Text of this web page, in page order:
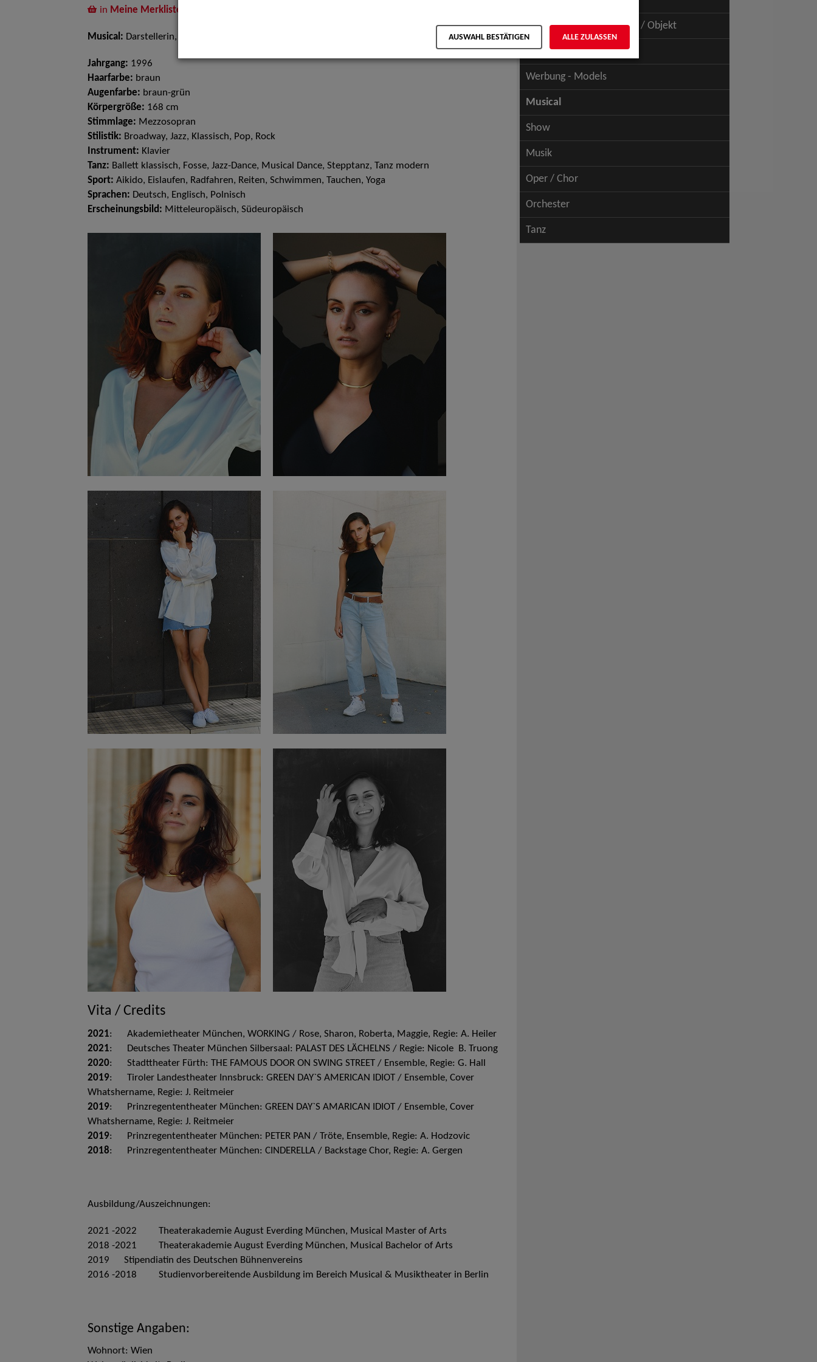
in Meine Merkliste
Musical: Darstellerin, Sängerin
Jahrgang: 1996
Haarfarbe: braun
Augenfarbe: braun-grün
Körpergröße: 168 cm
Stimmlage: Mezzosopran
Stilistik: Broadway, Jazz, Klassisch, Pop, Rock
Instrument: Klavier
Tanz: Ballett klassisch, Fosse, Jazz-Dance, Musical Dance, Stepptanz, Tanz modern
Sport: Aikido, Eislaufen, Radfahren, Reiten, Schwimmen, Tauchen, Yoga
Sprachen: Deutsch, Englisch, Polnisch
Erscheinungsbild: Mitteleuropäisch, Südeuropäisch
Vita / Credits
2021: Akademietheater München, WORKING / Rose, Sharon, Roberta, Maggie, Regie: A. Heiler
2021: Deutsches Theater München Silbersaal: PALAST DES LÄCHELNS / Regie: Nicole B. Truong
2020: Stadttheater Fürth: THE FAMOUS DOOR ON SWING STREET / Ensemble, Regie: G. Hall
2019: Tiroler Landestheater Innsbruck: GREEN DAY`S AMERICAN IDIOT / Ensemble, Cover
Whatshername, Regie: J. Reitmeier
2019: Prinzregententheater München: GREEN DAY`S AMARICAN IDIOT / Ensemble, Cover
Whatshername, Regie: J. Reitmeier
2019: Prinzregententheater München: PETER PAN / Tröte, Ensemble, Regie: A. Hodzovic
2018: Prinzregententheater München: CINDERELLA / Backstage Chor, Regie: A. Gergen
Ausbildung/Auszeichnungen:
2021 -2022 Theaterakademie August Everding München, Musical Master of Arts
2018 -2021 Theaterakademie August Everding München, Musical Bachelor of Arts
2019 Stipendiatin des Deutschen Bühnenvereins
2016 -2018 Studienvorbereitende Ausbildung im Bereich Musical & Musiktheater in Berlin
Sonstige Angaben:
Wohnort: Wien
Schauspiel - Figur / Puppe / Objekt
Werbung - Talents
Werbung - Models
Musical
Show
Musik
Oper / Chor
Orchester
Tanz
AUSWAHL BESTÄTIGEN ALLE ZULASSEN